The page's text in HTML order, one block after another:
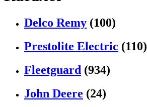
Delco Remy (100)
Prestolite Electric (110)
Fleetguard (934)
John Deere (24)